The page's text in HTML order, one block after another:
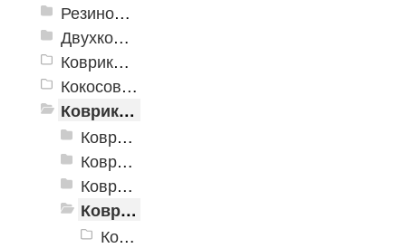
Резиновые коврики
Двухкомпонентные коврики
Коврики на пенорезине
Кокосовые коврики
Коврики для ванн
Коврики для ванн «V-Line»
Коврики для ванн «V-Line», фотопечать
Коврики для ванн против скольжения
Коврики для ванной
Коврик для ванной PP Лабиринт 2